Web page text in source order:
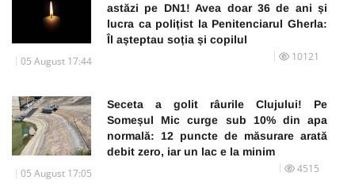
astăzi pe DN1! Avea doar 36 de ani și
lucra ca polițist la Penitenciarul Gherla:
Îl așteptau soția și copilul
05 August 17:44 10121
Seceta a golit râurile Clujului! Pe
Someșul Mic curge sub 10% din apa
normală: 12 puncte de măsurare arată
debit zero, iar un lac e la minim
05 August 17:05 4515